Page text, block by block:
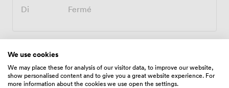
Di
Fermé
Équipements
We use cookies
We may place these for analysis of our visitor data, to improve our website,
show personalised content and to give you a great website experience. For
more information about the cookies we use open the settings.